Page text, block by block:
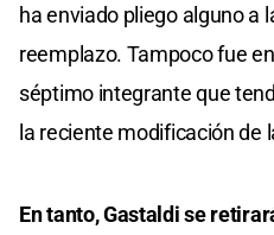
ha enviado pliego alguno a
reemplazo. Tampoco fue
séptimo integrante que
la reciente modificación de
En tanto, Gastaldi se